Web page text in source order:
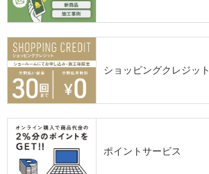
ショッピングクレジット
ポイントサービス